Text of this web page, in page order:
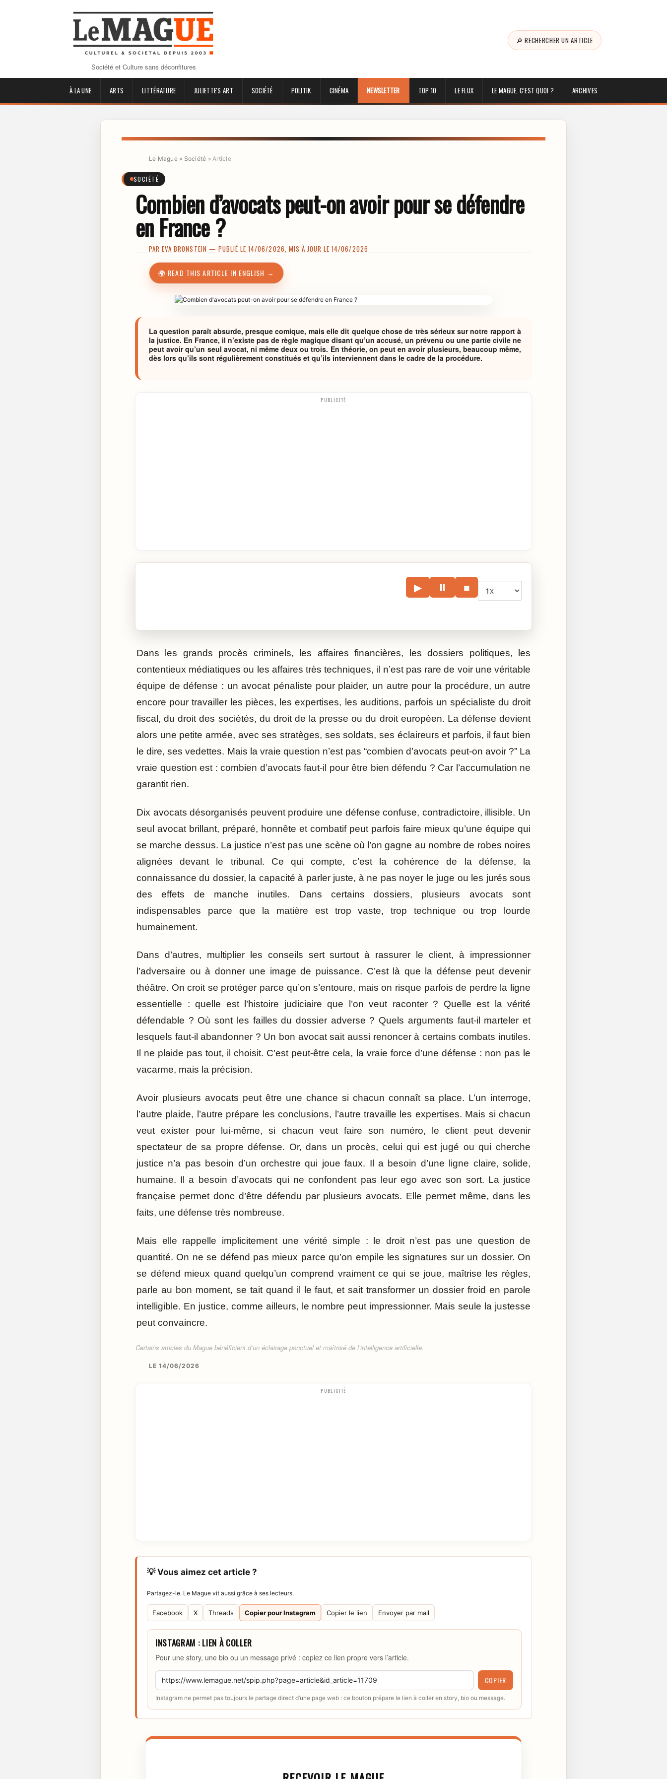
Société et Culture sans déconfitures
🔎 RECHERCHER UN ARTICLE
À LA UNE ARTS LITTÉRATURE JULIETTE'S ART SOCIÉTÉ POLITIK CINÉMA NEWSLETTER TOP 10 LE FLUX LE MAGUE, C’EST QUOI ? ARCHIVES
Le Mague» Société » Article
SOCIÉTÉ
Combien d’avocats peut-on avoir pour se défendre
en France ?
PAREVA BRONSTEIN — PUBLIÉ LE 14/06/2026, MIS À JOUR LE 14/06/2026
🌍 READ THIS ARTICLE IN ENGLISH →
La question paraît absurde, presque comique, mais elle dit quelque chose de très sérieux sur notre rapport à
la justice. En France, il n’existe pas de règle magique disant qu’un accusé, un prévenu ou une partie civile ne
peut avoir qu’un seul avocat, ni même deux ou trois. En théorie, on peut en avoir plusieurs, beaucoup même,
dès lors qu’ils sont régulièrement constitués et qu’ils interviennent dans le cadre de la procédure.
PUBLICITÉ
▶ ⏸ ■
Dans les grands procès criminels, les affaires financières, les dossiers politiques, les
contentieux médiatiques ou les affaires très techniques, il n’est pas rare de voir une véritable
équipe de défense : un avocat pénaliste pour plaider, un autre pour la procédure, un autre
encore pour travailler les pièces, les expertises, les auditions, parfois un spécialiste du droit
fiscal, du droit des sociétés, du droit de la presse ou du droit européen. La défense devient
alors une petite armée, avec ses stratèges, ses soldats, ses éclaireurs et parfois, il faut bien
le dire, ses vedettes. Mais la vraie question n’est pas “combien d’avocats peut-on avoir ?” La
vraie question est : combien d’avocats faut-il pour être bien défendu ? Car l’accumulation ne
garantit rien.
Dix avocats désorganisés peuvent produire une défense confuse, contradictoire, illisible. Un
seul avocat brillant, préparé, honnête et combatif peut parfois faire mieux qu’une équipe qui
se marche dessus. La justice n’est pas une scène où l’on gagne au nombre de robes noires
alignées devant le tribunal. Ce qui compte, c’est la cohérence de la défense, la
connaissance du dossier, la capacité à parler juste, à ne pas noyer le juge ou les jurés sous
des effets de manche inutiles. Dans certains dossiers, plusieurs avocats sont
indispensables parce que la matière est trop vaste, trop technique ou trop lourde
humainement.
Dans d’autres, multiplier les conseils sert surtout à rassurer le client, à impressionner
l’adversaire ou à donner une image de puissance. C’est là que la défense peut devenir
théâtre. On croit se protéger parce qu’on s’entoure, mais on risque parfois de perdre la ligne
essentielle : quelle est l’histoire judiciaire que l’on veut raconter ? Quelle est la vérité
défendable ? Où sont les failles du dossier adverse ? Quels arguments faut-il marteler et
lesquels faut-il abandonner ? Un bon avocat sait aussi renoncer à certains combats inutiles.
Il ne plaide pas tout, il choisit. C’est peut-être cela, la vraie force d’une défense : non pas le
vacarme, mais la précision.
Avoir plusieurs avocats peut être une chance si chacun connaît sa place. L’un interroge,
l’autre plaide, l’autre prépare les conclusions, l’autre travaille les expertises. Mais si chacun
veut exister pour lui-même, si chacun veut faire son numéro, le client peut devenir
spectateur de sa propre défense. Or, dans un procès, celui qui est jugé ou qui cherche
justice n’a pas besoin d’un orchestre qui joue faux. Il a besoin d’une ligne claire, solide,
humaine. Il a besoin d’avocats qui ne confondent pas leur ego avec son sort. La justice
française permet donc d’être défendu par plusieurs avocats. Elle permet même, dans les
faits, une défense très nombreuse.
Mais elle rappelle implicitement une vérité simple : le droit n’est pas une question de
quantité. On ne se défend pas mieux parce qu’on empile les signatures sur un dossier. On
se défend mieux quand quelqu’un comprend vraiment ce qui se joue, maîtrise les règles,
parle au bon moment, se tait quand il le faut, et sait transformer un dossier froid en parole
intelligible. En justice, comme ailleurs, le nombre peut impressionner. Mais seule la justesse
peut convaincre.
Certains articles du Mague bénéficient d’un éclairage ponctuel et maîtrisé de l’intelligence artificielle.
LE 14/06/2026
PUBLICITÉ
💡 Vous aimez cet article ?
Partagez-le. Le Mague vit aussi grâce à ses lecteurs.
Facebook X Threads Copier pour Instagram Copier le lien Envoyer par mail
INSTAGRAM : LIEN À COLLER
Pour une story, une bio ou un message privé : copiez ce lien propre vers l’article.
COPIER
Instagram ne permet pas toujours le partage direct d’une page web : ce bouton prépare le lien à coller en story, bio ou message.